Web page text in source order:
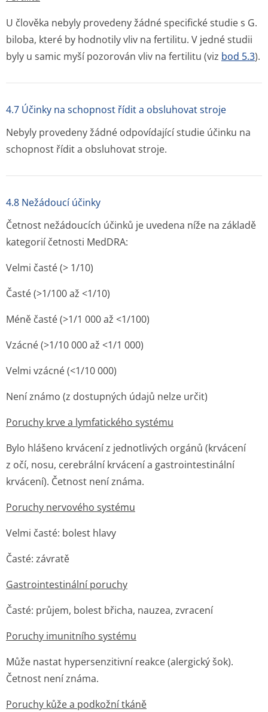
U člověka nebyly provedeny žádné specifické studie s G.
biloba, které by hodnotily vliv na fertilitu. V jedné studii
byly u samic myší pozorován vliv na fertilitu (viz bod 5.3).
4.7 Účinky na schopnost řídit a obsluhovat stroje
Nebyly provedeny žádné odpovídající studie účinku na
schopnost řídit a obsluhovat stroje.
4.8 Nežádoucí účinky
Četnost nežádoucích účinků je uvedena níže na základě
kategorií četnosti MedDRA:
Velmi časté (> 1/10)
Časté (>1/100 až <1/10)
Méně časté (>1/1 000 až <1/100)
Vzácné (>1/10 000 až <1/1 000)
Velmi vzácné (<1/10 000)
Není známo (z dostupných údajů nelze určit)
Poruchy krve a lymfatického systému
Bylo hlášeno krvácení z jednotlivých orgánů (krvácení
z očí, nosu, cerebrální krvácení a gastrointestinální
krvácení). Četnost není známa.
Poruchy nervového systému
Velmi časté: bolest hlavy
Časté: závratě
Gastrointestinální poruchy
Časté: průjem, bolest břicha, nauzea, zvracení
Poruchy imunitního systému
Může nastat hypersenzitivní reakce (alergický šok).
Četnost není známa.
Poruchy kůže a podkožní tkáně